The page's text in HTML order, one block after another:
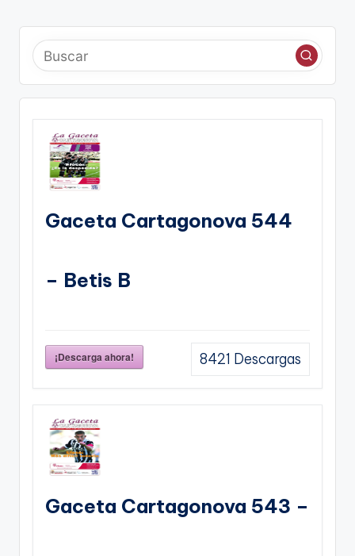
Gaceta Cartagonova 544
– Betis B
¡Descarga ahora! 8421 Descargas
Gaceta Cartagonova 543 –